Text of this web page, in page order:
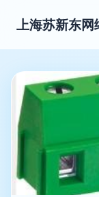
上海苏新东网